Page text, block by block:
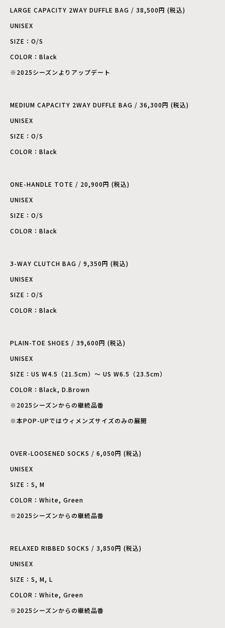
LARGE CAPACITY 2WAY DUFFLE BAG / 38,500円 (税込)
UNISEX
SIZE：O/S
COLOR：Black
※2025シーズンよりアップデート
MEDIUM CAPACITY 2WAY DUFFLE BAG / 36,300円 (税込)
UNISEX
SIZE：O/S
COLOR：Black
ONE-HANDLE TOTE / 20,900円 (税込)
UNISEX
SIZE：O/S
COLOR：Black
3-WAY CLUTCH BAG / 9,350円 (税込)
UNISEX
SIZE：O/S
COLOR：Black
PLAIN-TOE SHOES / 39,600円 (税込)
UNISEX
SIZE：US W4.5（21.5cm）〜 US W6.5（23.5cm）
COLOR：Black, D.Brown
※2025シーズンからの継続品番
※本POP-UPではウィメンズサイズのみの展開
OVER-LOOSENED SOCKS / 6,050円 (税込)
UNISEX
SIZE：S, M
COLOR：White, Green
※2025シーズンからの継続品番
RELAXED RIBBED SOCKS / 3,850円 (税込)
UNISEX
SIZE：S, M, L
COLOR：White, Green
※2025シーズンからの継続品番